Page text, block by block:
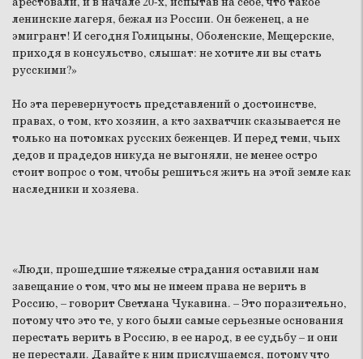
ленинские лагеря, бежал из России. Он беженец, а не
эмигрант! И сегодня Голицыны, Оболенские, Мещерские,
приходя в консульство, слышат: не хотите ли вы стать
русскими?»
Но эта перевернутость представлений о достоинстве,
правах, о том, кто хозяин, а кто захватчик сказывается не
только на потомках русских беженцев. И перед теми, чьих
дедов и прадедов никуда не выгоняли, не менее остро
стоит вопрос о том, чтобы решиться жить на этой земле как
наследники и хозяева.
«Люди, прошедшие тяжелые страдания оставили нам
завещание о том, что мы не имеем права не верить в
Россию, – говорит Светлана Чукавина. – Это поразительно,
потому что это те, у кого были самые серьезные основания
перестать верить в Россию, в ее народ, в ее судьбу – и они
не перестали. Давайте к ним прислушаемся, потому что